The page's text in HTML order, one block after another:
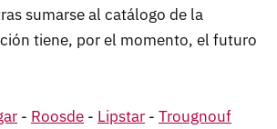
sumarse al catálogo de la
tiene, por el momento, el futuro
- Roosde - Lipstar - Trougnouf